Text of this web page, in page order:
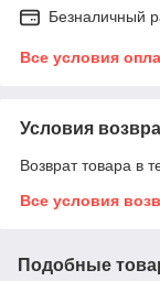
Безналичный
Все условия
Условия
Возврат товара в
Все условия
Подобные